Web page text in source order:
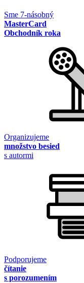
Sme 7-násobný
MasterCard
Obchodník roka
Organizujeme
množstvo besied
s autormi
Podporujeme
čítanie
s porozumením